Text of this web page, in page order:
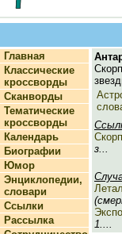
Главная
Классические
кроссворды
Сканворды
Тематические
кроссворды
Календарь
Биографии
Юмор
Энциклопедии,
словари
Ссылки
Рассылка
з...
1....